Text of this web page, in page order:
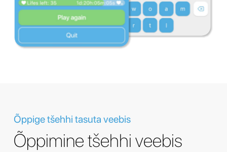
Õppige tšehhi tasuta veebis
Õppimine tšehhi veebis